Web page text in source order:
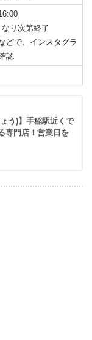
り次第終了
どで、インスタグラ
認
う)】手稲駅近くで
専門店！営業日を